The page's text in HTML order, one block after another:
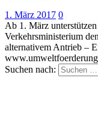
1. März 2017 0
Ab 1. März
Verkehrsministerium
alternativem Antrieb –
Suchen nach: